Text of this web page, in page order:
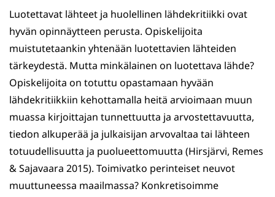
Luotettavat lähteet ja huolellinen lähdekritiikki ovat
hyvän opinnäytteen perusta. Opiskelijoita
muistutetaankin yhtenään luotettavien lähteiden
tärkeydestä. Mutta minkälainen on luotettava lähde?
Opiskelijoita on totuttu opastamaan hyvään
lähdekritiikkiin kehottamalla heitä arvioimaan muun
muassa kirjoittajan tunnettuutta ja arvostettavuutta,
tiedon alkuperää ja julkaisijan arvovaltaa tai lähteen
totuudellisuutta ja puolueettomuutta (Hirsjärvi, Remes
& Sajavaara 2015). Toimivatko perinteiset neuvot
muuttuneessa maailmassa? Konkretisoimme